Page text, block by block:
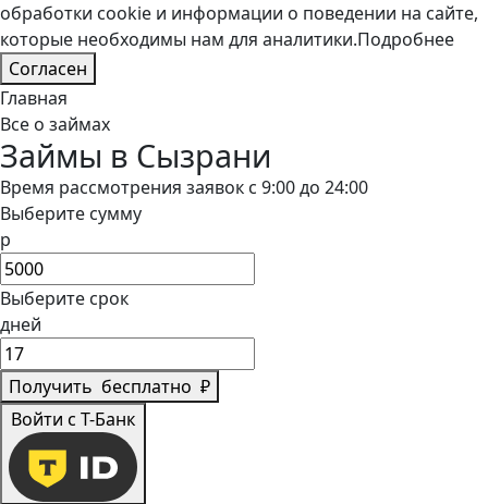
обработки cookie и информации о поведении на сайте,
которые необходимы нам для аналитики.Подробнее
Согласен
Главная
Все о займах
Займы в Сызрани
Время рассмотрения заявок с 9:00 до 24:00
Выберите сумму
р
Выберите срок
дней
Получить бесплатно ₽
Войти с Т-Банк